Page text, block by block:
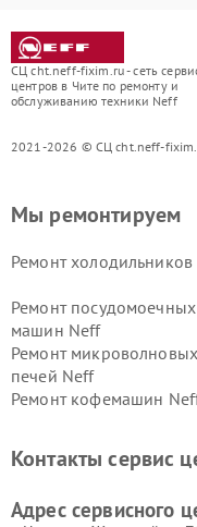
СЦ cht.neff-fixim.ru - сеть
центров в Чите по ремонту и
обслуживанию техники Neff
2021-2026 © СЦ cht.neff-
Мы ремонтируем
Ремонт
Ремонт посудомоечных
машин Neff
Ремонт микроволновых
печей Neff
Ремонт кофемашин
Контакты сервис
Адрес сервисного